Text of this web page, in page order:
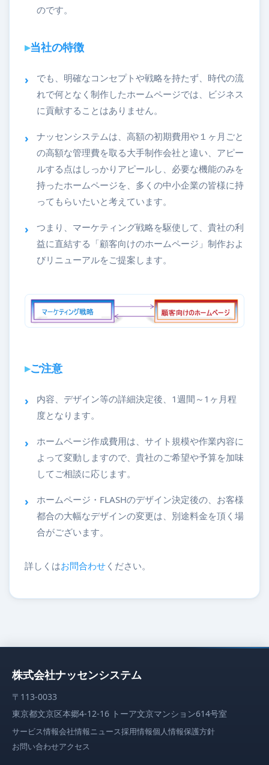
のです。
当社の特徴
でも、明確なコンセプトや戦略を持たず、時代の流
れで何となく制作したホームページでは、ビジネス
に貢献することはありません。
ナッセンシステムは、高額の初期費用や１ヶ月ごと
の高額な管理費を取る大手制作会社と違い、アピー
ルする点はしっかりアピールし、必要な機能のみを
持ったホームページを、多くの中小企業の皆様に持
ってもらいたいと考えています。
つまり、マーケティング戦略を駆使して、貴社の利
益に直結する「顧客向けのホームページ」制作およ
びリニューアルをご提案します。
ご注意
内容、デザイン等の詳細決定後、1週間～1ヶ月程
度となります。
ホームページ作成費用は、サイト規模や作業内容に
よって変動しますので、貴社のご希望や予算を加味
してご相談に応じます。
ホームページ・FLASHのデザイン決定後の、お客様
都合の大幅なデザインの変更は、別途料金を頂く場
合がございます。
詳しくはお問合わせ ください。
株式会社ナッセンシステム
〒113-0033
東京都文京区本郷4-12-16 トーア文京マンション614号室
サービス情報会社情報ニュース採用情報個人情報保護方針
お問い合わせアクセス